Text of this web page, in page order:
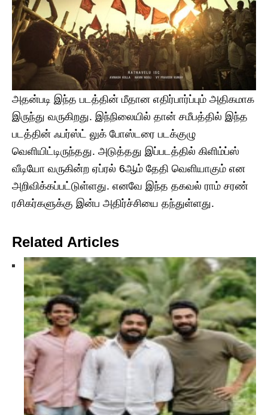
அதன்படி இந்த படத்தின் மீதான எதிர்பார்ப்பும் அதிகமாக
இருந்து வருகிறது. இந்நிலையில் தான் சமீபத்தில் இந்த
படத்தின் ஃபர்ஸ்ட் லுக் போஸ்டரை படக்குழு
வெளியிட்டிருந்தது. அடுத்தது இப்படத்தில் கிளிம்ப்ஸ்
வீடியோ வருகின்ற ஏப்ரல் 6ஆம் தேதி வெளியாகும் என
அறிவிக்கப்பட்டுள்ளது. எனவே இந்த தகவல் ராம் சரண்
ரசிகர்களுக்கு இன்ப அதிர்ச்சியை தந்துள்ளது.
Related Articles